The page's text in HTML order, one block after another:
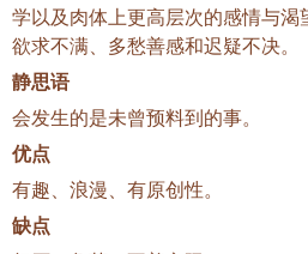
学以及肉体上更高层次的感情与渴
欲求不满、多愁善感和迟疑不决。
静思语
会发生的是未曾预料到的事。
优点
有趣、浪漫、有原创性。
缺点